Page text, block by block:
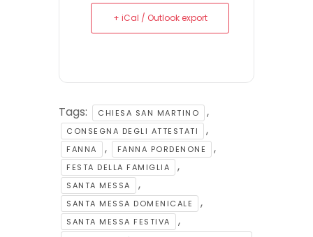
+ iCal / Outlook export
Tags: CHIESA SAN MARTINO ,
CONSEGNA DEGLI ATTESTATI ,
FANNA , FANNA PORDENONE ,
FESTA DELLA FAMIGLIA ,
SANTA MESSA ,
SANTA MESSA DOMENICALE ,
SANTA MESSA FESTIVA ,